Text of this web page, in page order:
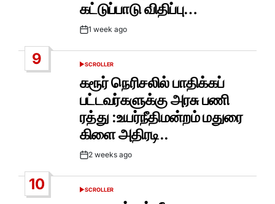
கட்டுப்பாடு விதிப்பு…
Post1 week ago
9
POSTED
SCROLLER
கரூர் நெரிசலில் பாதிக்கப்
பட்டவர்களுக்கு அரசு பணி
ரத்து :உயர்நீதிமன்றம் மதுரை
கிளை அதிரடி..
Post2 weeks ago
10
POSTED
SCROLLER